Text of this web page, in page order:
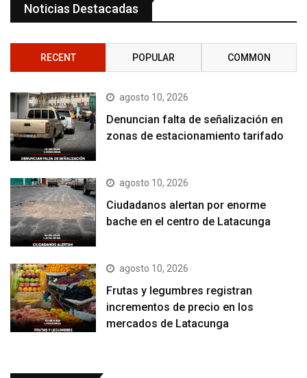
Noticias Destacadas
RECENT POPULAR COMMON
agosto 10, 2026
Denuncian falta de señalización en
zonas de estacionamiento tarifado
agosto 10, 2026
Ciudadanos alertan por enorme
bache en el centro de Latacunga
agosto 10, 2026
Frutas y legumbres registran
incrementos de precio en los
mercados de Latacunga